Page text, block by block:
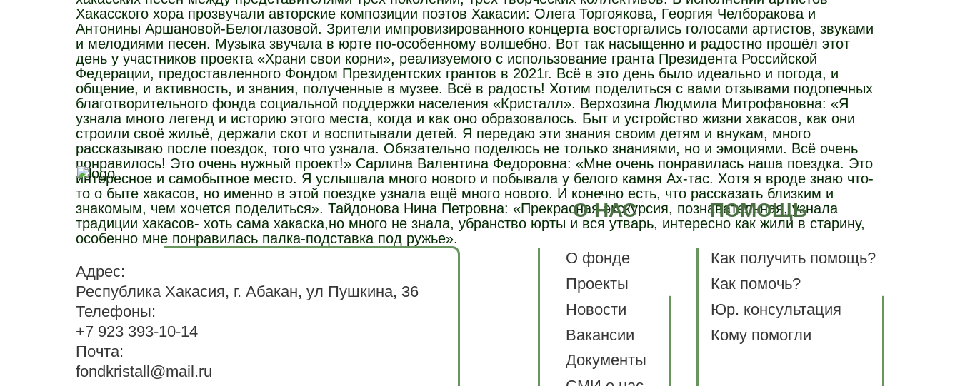
Хакасского хора прозвучали авторские композиции поэтов Хакасии: Олега Торгоякова, Георгия Челборакова и
Антонины Аршановой-Белоглазовой. Зрители импровизированного концерта восторгались голосами артистов, звуками
и мелодиями песен. Музыка звучала в юрте по-особенному волшебно. Вот так насыщенно и радостно прошёл этот
день у участников проекта «Храни свои корни», реализуемого с использование гранта Президента Российской
Федерации, предоставленного Фондом Президентских грантов в 2021г. Всё в это день было идеально и погода, и
общение, и активность, и знания, полученные в музее. Всё в радость! Хотим поделиться с вами отзывами подопечных
благотворительного фонда социальной поддержки населения «Кристалл». Верхозина Людмила Митрофановна: «Я
узнала много легенд и историю этого места, когда и как оно образовалось. Быт и устройство жизни хакасов, как они
строили своё жильё, держали скот и воспитывали детей. Я передаю эти знания своим детям и внукам, много
рассказываю после поездок, того что узнала. Обязательно поделюсь не только знаниями, но и эмоциями. Всё очень
понравилось! Это очень нужный проект!» Сарлина Валентина Федоровна: «Мне очень понравилась наша поездка. Это
интересное и самобытное место. Я услышала много нового и побывала у белого камня Ах-тас. Хотя я вроде знаю что-
то о быте хакасов, но именно в этой поездке узнала ещё много нового. И конечно есть, что рассказать близким и
знакомым, чем хочется поделиться». Тайдонова Нина Петровна: «Прекрасная экскурсия, познавательная, узнала
традиции хакасов- хоть сама хакаска,но много не знала, убранство юрты и вся утварь, интересно как жили в старину,
особенно мне понравилась палка-подставка под ружье».
Адрес:
Республика Хакасия, г. Абакан, ул Пушкина, 36
Телефоны:
+7 923 393-10-14
Почта:
fondkristall@mail.ru
О НАС
О фонде
Проекты
Новости
Вакансии
Документы
ПОМОЩЬ
Как получить помощь?
Как помочь?
Юр. консультация
Кому помогли